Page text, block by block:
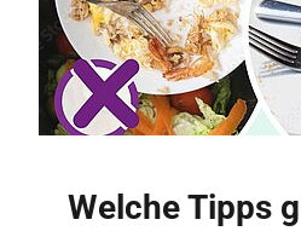
Welche Tipps